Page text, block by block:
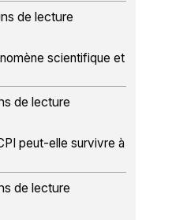
de lecture
scientifique et
de lecture
peut-elle survivre à
de lecture